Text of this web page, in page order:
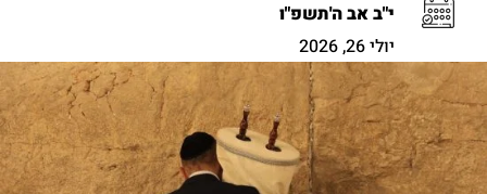
י"ב אב ה'תשפ"ו
יולי 26, 2026